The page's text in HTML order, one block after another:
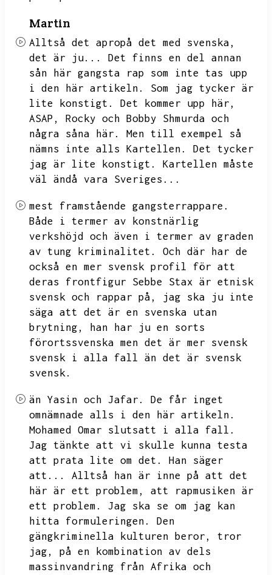
Martin
Alltså det apropå det med svenska,
det är ju...
Det finns en del annan
sån här gangsta rap som inte tas upp
i den här artikeln.
Som jag tycker är
lite konstigt.
Det kommer upp här,
ASAP,
Rocky och Bobby Shmurda och
några såna här.
Men till exempel så
nämns inte alls Kartellen.
Det tycker
jag är lite konstigt.
Kartellen måste
väl ändå vara Sveriges...
mest framstående gangsterrappare.
Både i termer av konstnärlig
verkshöjd och även i termer av graden
av tung kriminalitet.
Och där har de
också en mer svensk profil för att
deras frontfigur Sebbe Stax är etnisk
svensk och rappar på,
jag ska ju inte
säga att det är en svenska utan
brytning,
han har ju en sorts
förortssvenska men det är mer svensk
svensk i alla fall än det är svensk
svensk.
än Yasin och Jafar.
De får inget
omnämnade alls i den här artikeln.
Mohamed Omar slutsatt i alla fall.
Jag tänkte att vi skulle kunna testa
att prata lite om det.
Han säger
att...
Alltså han är inne på att det
här är ett problem,
att rapmusiken är
ett problem.
Jag ska se om jag kan
hitta formuleringen.
Den
gängkriminella kulturen beror,
tror
jag,
på en kombination av dels
massinvandring från Afrika och